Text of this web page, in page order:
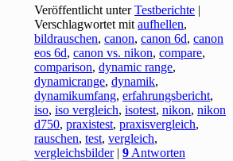
Veröffentlicht unter Testberichte |
Verschlagwortet mit aufhellen,
bildrauschen,canon,canon 6d,canon
eos 6d,canon vs. nikon,compare,
comparison,dynamic range,
dynamicrange,dynamik,
dynamikumfang,erfahrungsbericht,
iso,iso vergleich,isotest,nikon,nikon
d750,praxistest,praxisvergleich,
rauschen,test,vergleich,
vergleichsbilder |9Antworten